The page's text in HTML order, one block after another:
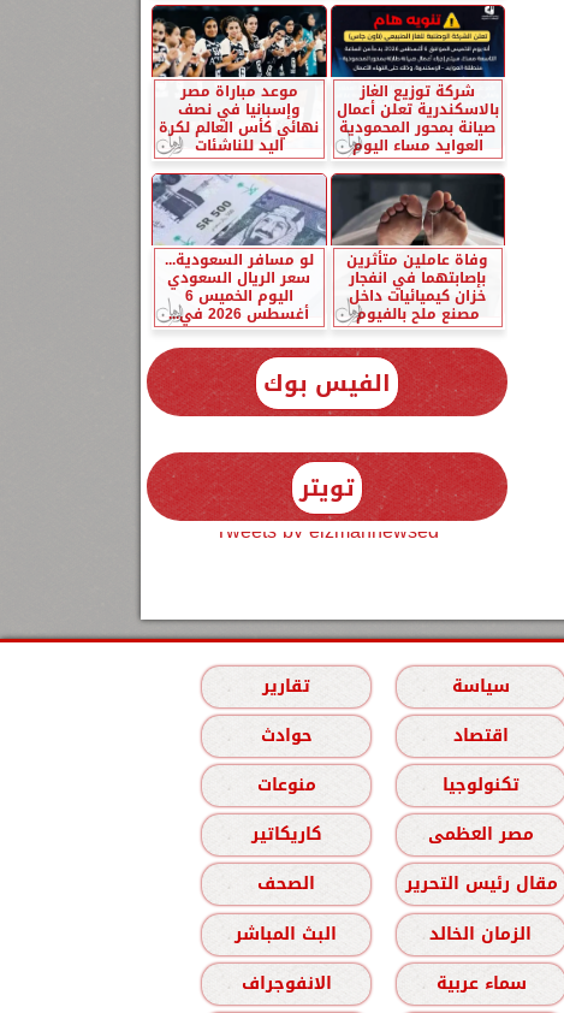
شركة توزيع الغاز
بالاسكندرية تعلن أعمال
صيانة بمحور المحمودية
العوايد مساء اليوم
موعد مباراة مصر
وإسبانيا في نصف
نهائي كأس العالم لكرة
اليد للناشئات
وفاة عاملين متأثرين
بإصابتهما في انفجار
خزان كيميائيات داخل
مصنع ملح بالفيوم
لو مسافر السعودية...
سعر الريال السعودي
اليوم الخميس 6
أغسطس 2026 في...
الفيس بوك
تويتر
Tweets by elzmannewseg
سياسة
تقارير
اقتصاد
حوادث
تكنولوجيا
منوعات
مصر العظمى
كاريكاتير
مقال رئيس التحرير
الصحف
الزمان الخالد
البث المباشر
سماء عربية الانفوجراف